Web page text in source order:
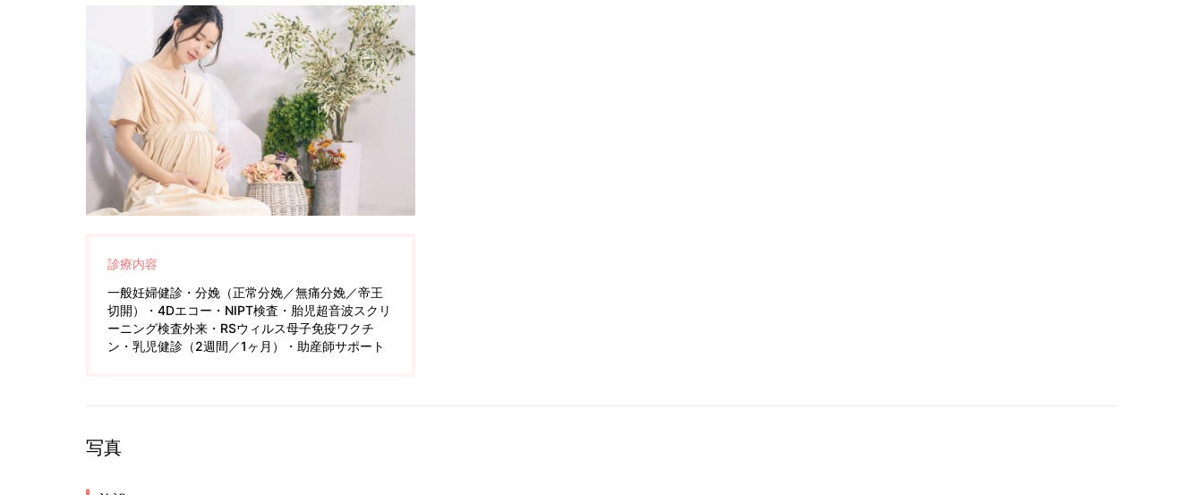
診療内容
一般妊婦健診・分娩（正常分娩／無痛分娩／帝王
切開）・4Dエコー・NIPT検査・胎児超音波スクリ
ーニング検査外来・RSウィルス母子免疫ワクチ
ン・乳児健診（2週間／1ヶ月）・助産師サポート
写真